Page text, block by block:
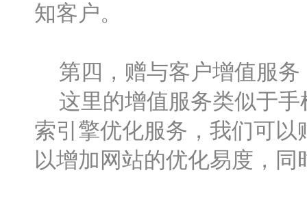
知客户。
第四，赠与客户增值服务
这里的增值服务类似于手
索引擎优化服务，我们可
以增加网站的优化易度，